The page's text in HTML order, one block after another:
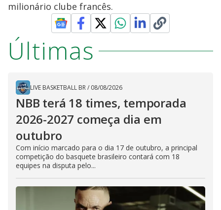
milionário clube francês.
Últimas
LIVE BASKETBALL BR/ 08/08/2026
NBB terá 18 times, temporada
2026-2027 começa dia em
outubro
Com início marcado para o dia 17 de outubro, a principal
competição do basquete brasileiro contará com 18
equipes na disputa pelo...